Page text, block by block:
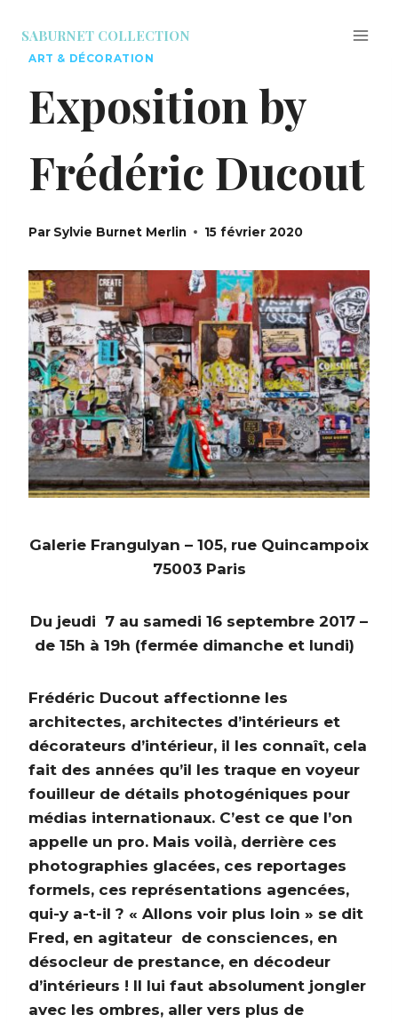
contenu
SABURNET COLLECTION
ART & DÉCORATION
Exposition by
Frédéric Ducout
Par Sylvie Burnet Merlin 15 février 2020
Galerie Frangulyan – 105, rue Quincampoix
75003 Paris
Du jeudi 7 au samedi 16 septembre 2017 –
de 15h à 19h (fermée dimanche et lundi)
Frédéric Ducout affectionne les
architectes, architectes d’intérieurs et
décorateurs d’intérieur, il les connaît, cela
fait des années qu’il les traque en voyeur
fouilleur de détails photogéniques pour
médias internationaux. C’est ce que l’on
appelle un pro. Mais voilà, derrière ces
photographies glacées, ces reportages
formels, ces représentations agencées,
qui-y a-t-il ? « Allons voir plus loin » se dit
Fred, en agitateur de consciences, en
désocleur de prestance, en décodeur
d’intérieurs ! Il lui faut absolument jongler
avec les ombres, aller vers plus de